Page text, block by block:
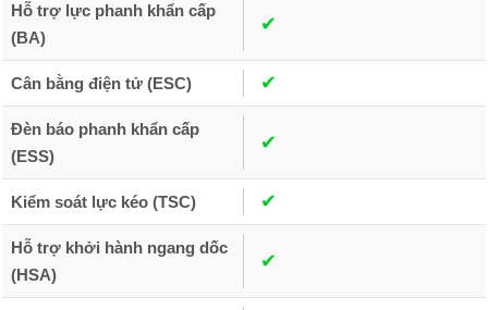
Hỗ trợ lực phanh khẩn cấp
(BA)
✔︎
Cân bằng điện tử (ESC) ✔︎
Đèn báo phanh khẩn cấp
(ESS)
✔︎
Kiểm soát lực kéo (TSC) ✔︎
Hỗ trợ khởi hành ngang dốc
(HSA)
✔︎